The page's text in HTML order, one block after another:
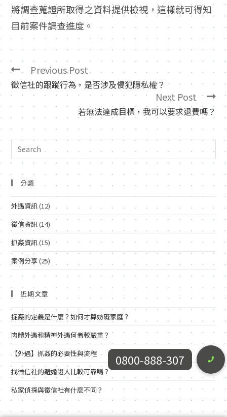
將調查蒐證所取得之資料提供檢視，這樣就可得知
目前案件調查進度。
Previous Post
徵信社的跟蹤行為，是否涉及侵犯隱私權？
Next Post
若無法達成目標，我可以要求退費嗎？
分類
外遇資訊(12)
徵信資訊(14)
抓姦資訊(15)
案例分享(25)
近期文章
捉姦的定義是什麼？如何才算妨礙家庭？
肉體外遇和精神外遇何者較嚴重？
【外遇】抓姦的必要性與流程
找徵信社的離婚證人比較可靠嗎？
私家偵探與徵信社有什麼不同？
0800-888-307